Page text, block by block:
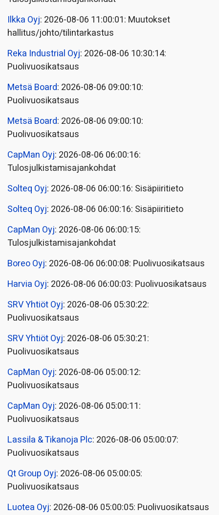
Ilkka Oyj: 2026-08-06 11:00:01: Muutokset
hallitus/johto/tilintarkastus
Reka Industrial Oyj: 2026-08-06 10:30:14:
Puolivuosikatsaus
Metsä Board: 2026-08-06 09:00:10:
Puolivuosikatsaus
Metsä Board: 2026-08-06 09:00:10:
Puolivuosikatsaus
CapMan Oyj: 2026-08-06 06:00:16:
Tulosjulkistamisajankohdat
Solteq Oyj: 2026-08-06 06:00:16: Sisäpiiritieto
Solteq Oyj: 2026-08-06 06:00:16: Sisäpiiritieto
CapMan Oyj: 2026-08-06 06:00:15:
Tulosjulkistamisajankohdat
Boreo Oyj: 2026-08-06 06:00:08: Puolivuosikatsaus
Harvia Oyj: 2026-08-06 06:00:03: Puolivuosikatsaus
SRV Yhtiöt Oyj: 2026-08-06 05:30:22:
Puolivuosikatsaus
SRV Yhtiöt Oyj: 2026-08-06 05:30:21:
Puolivuosikatsaus
CapMan Oyj: 2026-08-06 05:00:12:
Puolivuosikatsaus
CapMan Oyj: 2026-08-06 05:00:11:
Puolivuosikatsaus
Lassila & Tikanoja Plc: 2026-08-06 05:00:07:
Puolivuosikatsaus
Qt Group Oyj: 2026-08-06 05:00:05:
Puolivuosikatsaus
Luotea Oyj: 2026-08-06 05:00:05: Puolivuosikatsaus